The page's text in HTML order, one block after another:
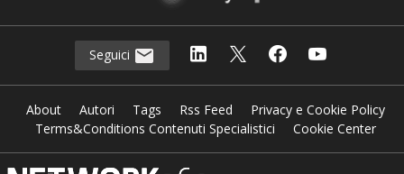
Seguici
About Autori Tags Rss Feed
Privacy e Cookie Policy
Terms&Conditions Contenuti Specialistici
Cookie Center